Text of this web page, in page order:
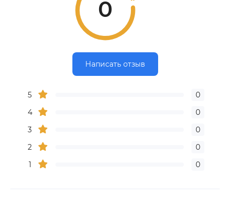
0
Написать отзыв
5
0
4
0
3
0
2
0
1
0